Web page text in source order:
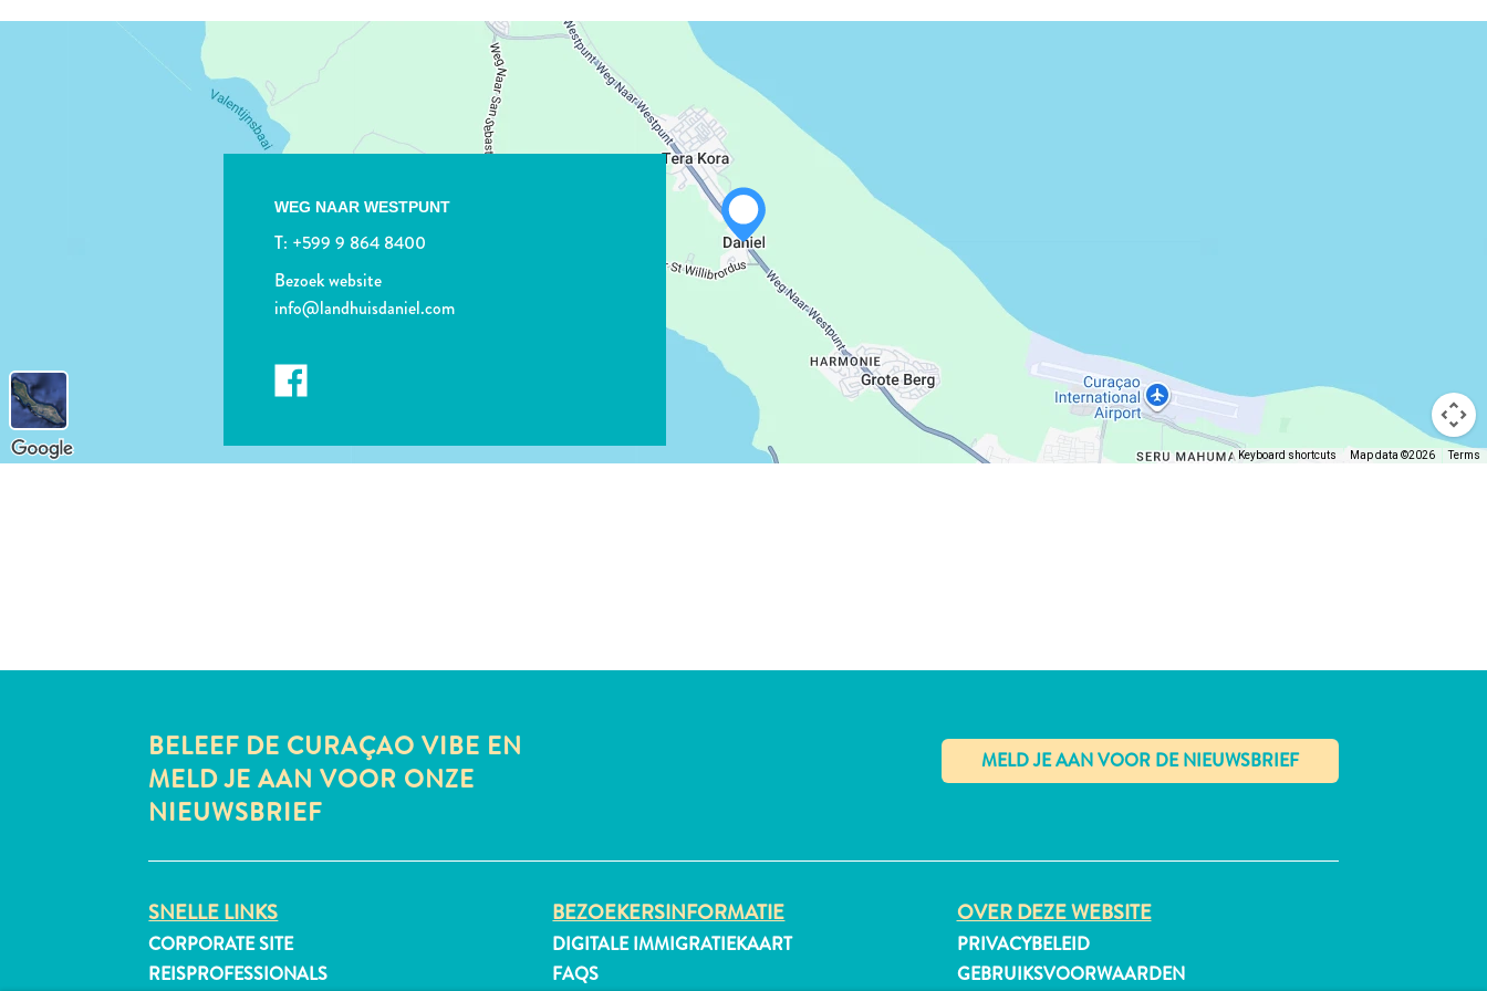
LINK KOPIËREN
WEG NAAR WESTPUNT
T: +599 9 864 8400
Bezoek website
info@landhuisdaniel.com
Keyboard shortcuts Map data ©2026 Terms
BELEEF DE CURAÇAO VIBE EN
MELD JE AAN VOOR ONZE
NIEUWSBRIEF
✕
SNELLE LINKS
CORPORATE SITE
REISPROFESSIONALS
BEZOEKERSINFORMATIE
DIGITALE IMMIGRATIEKAART
FAQS
OVER DEZE WEBSITE
PRIVACYBELEID
GEBRUIKSVOORWAARDEN
LINK KOPIËREN